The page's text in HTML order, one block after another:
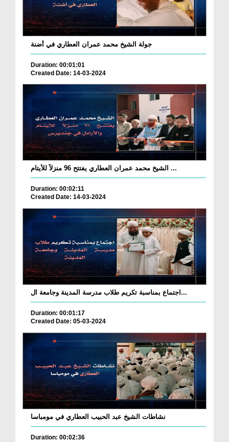
جولة الشيخ محمد عمران العطاري في أضنة
Duration: 00:01:01
Created Date: 14-03-2024
الشيخ محمد عمران العطاري يفتتح 96 منزلاً للأيتام ...
Duration: 00:02:11
Created Date: 14-03-2024
اجتماع بمناسبة تكريم طلاب مدرسة المدينة وجامعة ال...
Duration: 00:01:17
Created Date: 05-03-2024
نشاطات الشيخ عبد الحبيب العطاري في مومباسا
Duration: 00:02:36